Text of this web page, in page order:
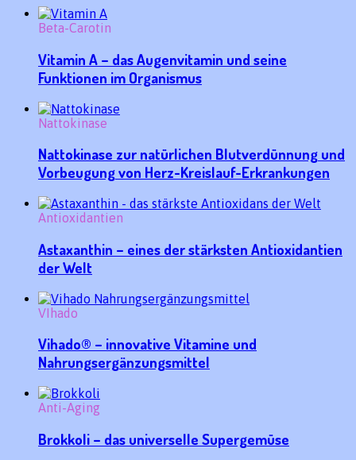
Beta-Carotin
Vitamin A – das Augenvitamin und seine
Funktionen im Organismus
Nattokinase
Nattokinase zur natürlichen Blutverdünnung und
Vorbeugung von Herz-Kreislauf-Erkrankungen
Antioxidantien
Astaxanthin – eines der stärksten Antioxidantien
der Welt
VIhado
Vihado® – innovative Vitamine und
Nahrungsergänzungsmittel
Anti-Aging
Brokkoli – das universelle Supergemüse